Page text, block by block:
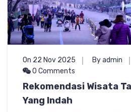
On 22 Nov 2025 By admin
0 Comments
Rekomendasi Wisata
Yang Indah